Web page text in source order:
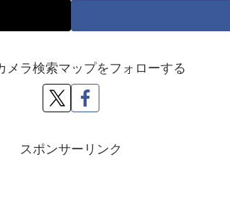
メラ検索マップをフォローする
スポンサーリンク